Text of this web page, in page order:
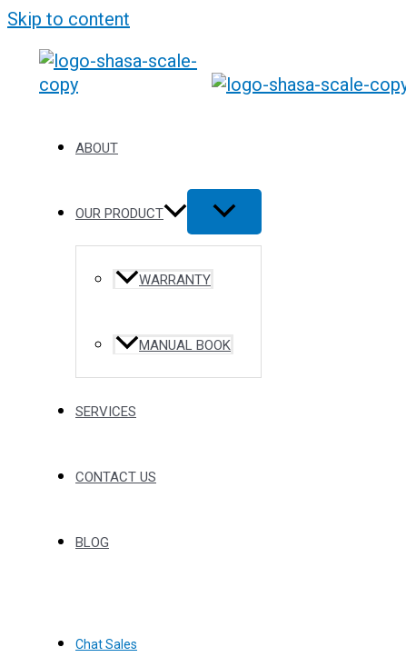
Skip to content
ABOUT
OUR PRODUCT
WARRANTY
MANUAL BOOK
SERVICES
CONTACT US
BLOG
Chat Sales